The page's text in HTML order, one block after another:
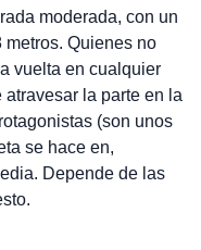
moderada, con un
Quienes no
vuelta en cualquier
la parte en la
(son unos
se hace en,
Depende de las